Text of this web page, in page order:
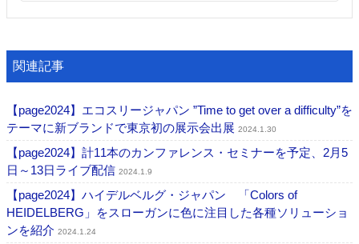
関連記事
【page2024】エコスリージャパン ”Time to get over a difficulty”を
テーマに新ブランドで東京初の展示会出展 2024.1.30
【page2024】計11本のカンファレンス・セミナーを予定、2月5
日～13日ライブ配信 2024.1.9
【page2024】ハイデルベルグ・ジャパン 「Colors of
HEIDELBERG」をスローガンに色に注目した各種ソリューショ
ンを紹介 2024.1.24